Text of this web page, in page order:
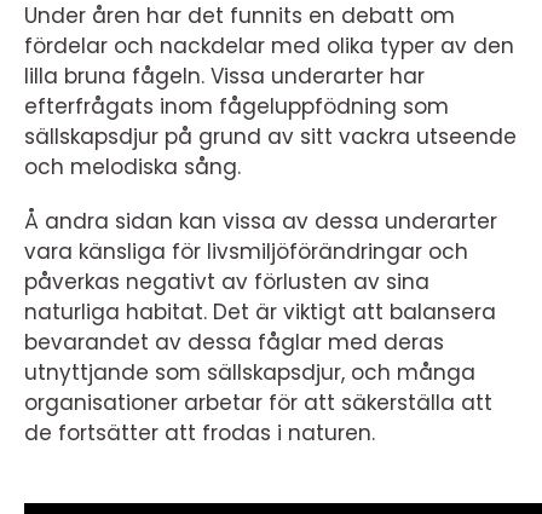
Under åren har det funnits en debatt om
fördelar och nackdelar med olika typer av den
lilla bruna fågeln. Vissa underarter har
efterfrågats inom fågeluppfödning som
sällskapsdjur på grund av sitt vackra utseende
och melodiska sång.
Å andra sidan kan vissa av dessa underarter
vara känsliga för livsmiljöförändringar och
påverkas negativt av förlusten av sina
naturliga habitat. Det är viktigt att balansera
bevarandet av dessa fåglar med deras
utnyttjande som sällskapsdjur, och många
organisationer arbetar för att säkerställa att
de fortsätter att frodas i naturen.